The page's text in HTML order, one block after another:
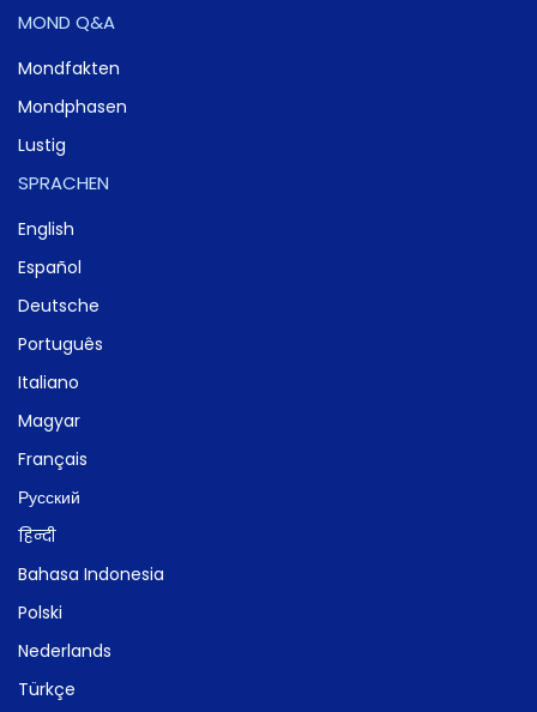
MOND Q&A
Mondfakten
Mondphasen
Lustig
SPRACHEN
English
Español
Deutsche
Português
Italiano
Magyar
Français
Русский
हिन्दी
Bahasa Indonesia
Polski
Nederlands
Türkçe